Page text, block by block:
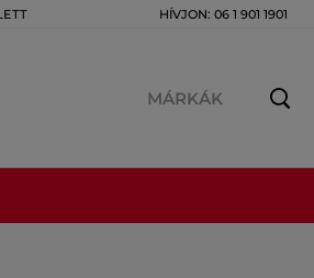
HÍVJON: 06 1 901 1901
MÁRKÁK